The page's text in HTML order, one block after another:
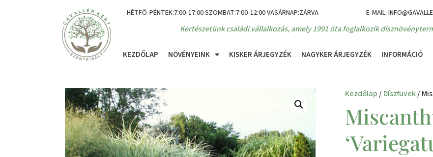
HÉTFŐ-PÉNTEK:7:00-17:00 SZOMBAT:7:00-12:00 VASÁRNAP:ZÁRVA E-MAIL:
Kertészetünk családi vállalkozás, amely 1991 óta foglalkozik
KEZDŐLAP NÖVÉNYEINK KISKER ÁRJEGYZÉK NAGYKER ÁRJEGYZÉK INFORMÁCIÓ
Kezdőlap /Díszfüvek/